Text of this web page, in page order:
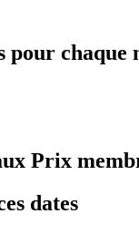
pour chaque
Prix
dates